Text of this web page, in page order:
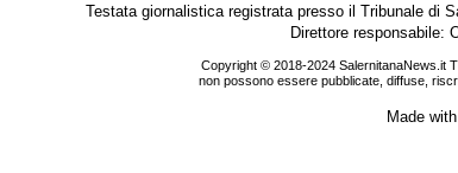
Testata giornalistica registrata presso il Tribunale di
Direttore responsabile:
Copyright © 2018-2024 SalernitanaNews.it
non possono essere pubblicate, diffuse,
Made with